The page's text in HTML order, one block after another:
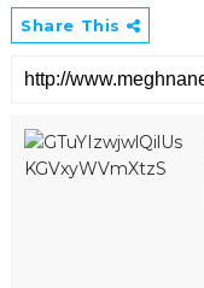
Share This